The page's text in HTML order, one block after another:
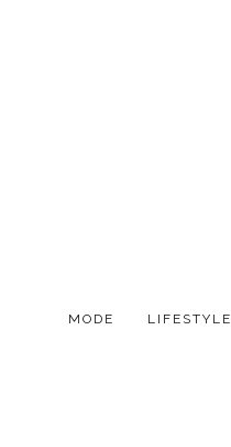
MODE LIFESTYLE